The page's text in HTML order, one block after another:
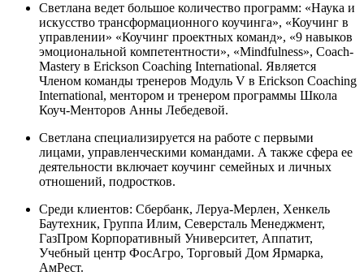
Светлана ведет большое количество программ: «Наука и
искусство трансформационного коучинга», «Коучинг в
управлении» «Коучинг проектных команд», «9 навыков
эмоциональной компетентности», «Mindfulness», Coach-
Mastery в Erickson Coaching International. Является
Членом команды тренеров Модуль V в Erickson Coaching
International, ментором и тренером программы Школа
Коуч-Менторов Анны Лебедевой.
Светлана специализируется на работе с первыми
лицами, управленческими командами. А также сфера ее
деятельности включает коучинг семейных и личных
отношений, подростков.
Среди клиентов: Сбербанк, Леруа-Мерлен, Хенкель
Баутехник, Группа Илим, Северсталь Менеджмент,
ГазПром Корпоративный Университет, Аппатит,
Учебный центр ФосАгро, Торговый Дом Ярмарка,
АмРест.